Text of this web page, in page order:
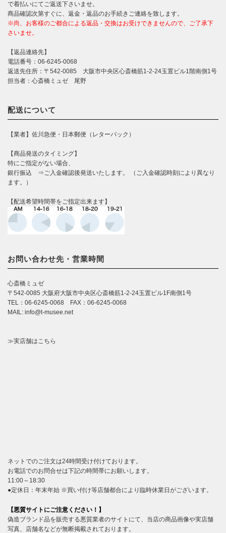
で着払いにてご返送下さいませ。
商品確認次第すぐに、返金・返品のお手続きご連絡を致します。
※尚、お客様のご都合による返品・交換はお受けできませんので、ご了承下
さいませ。
【返品連絡先】
電話番号：06-6245-0068
返送先住所：〒542-0085 大阪市中央区心斎橋筋1-2-24玉置ビル1階南側1号
担当者：心斎橋ミュゼ 尾野
配送について
【業者】佐川急便・日本郵便（レターパック）
【商品発送のタイミング】
特にご指定がない場合、
銀行振込 ⇒ご入金確認後発送いたします。 （ご入金確認時刻により異なり
ます。）
【配送希望時間帯をご指定出来ます】
お問い合わせ先・営業時間
心斎橋ミュゼ
〒542-0085 大阪府大阪市中央区心斎橋筋1-2-24玉置ビル1F南側1号
TEL：06-6245-0068 FAX：06-6245-0068
MAIL: info@t-musee.net
≫実店舗はこちら
ネットでのご注文は24時間受け付けております。
お電話でのお問合せは下記の時間帯にお願いします。
11:00～18:30
●定休日：年末年始 ※買い付け等店舗都合により臨時休業日がございます。
【悪質サイトにご注意ください！】
偽造ブランド品を販売する悪質業者のサイトにて、当店の商品画像や実店舗
写真、店舗名などが無断掲載されております。